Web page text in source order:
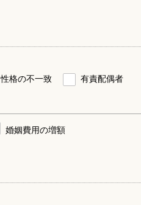
性格の不一致 有責配偶者
婚姻費用の増額